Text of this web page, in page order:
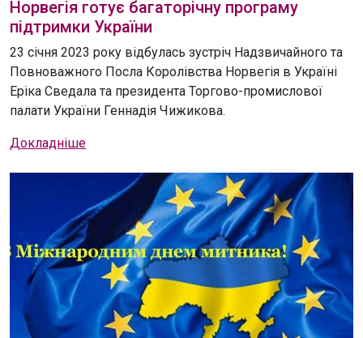
Норвегія готує багаторічну програму
підтримки України
23 січня 2023 року відбулась зустріч Надзвичайного та
Повноважного Посла Королівства Норвегія в Україні
Еріка Сведала та президента Торгово-промислової
палати України Геннадія Чижикова.
Докладніше